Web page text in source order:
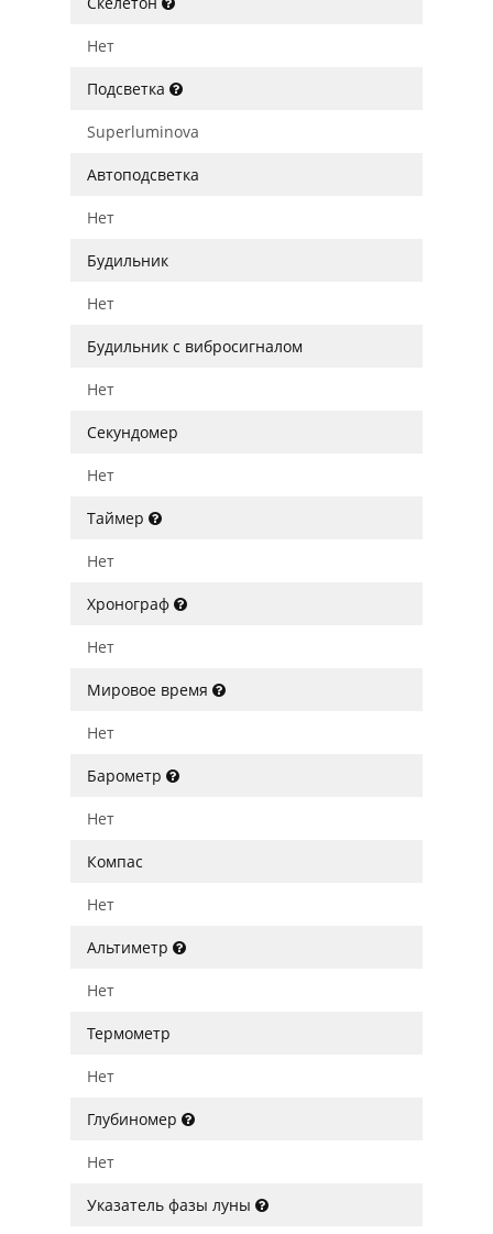
Нет
Подсветка
Superluminova
Автоподсветка
Нет
Будильник
Нет
Будильник с вибросигналом
Нет
Секундомер
Нет
Таймер
Нет
Хронограф
Нет
Мировое время
Нет
Барометр
Нет
Компас
Нет
Альтиметр
Нет
Термометр
Нет
Глубиномер
Нет
Указатель фазы луны